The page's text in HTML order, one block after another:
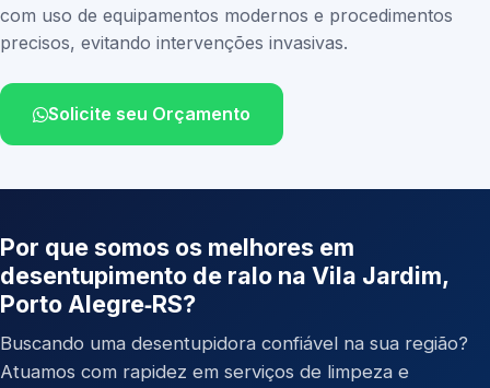
com uso de equipamentos modernos e procedimentos
precisos, evitando intervenções invasivas.
Solicite seu Orçamento
Por que somos os melhores em
desentupimento de ralo na Vila Jardim,
Porto Alegre‑RS?
Buscando uma desentupidora confiável na sua região?
Atuamos com rapidez em serviços de limpeza e